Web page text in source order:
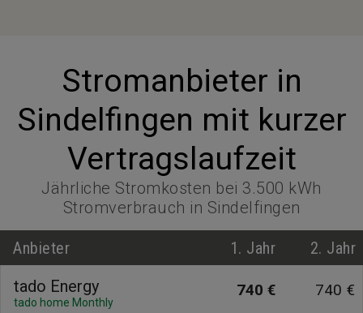
Stromanbieter in
Sindelfingen mit kurzer
Vertragslaufzeit
Jährliche Stromkosten bei 3.500 kWh
Stromverbrauch in Sindelfingen
Anbieter 1. Jahr
2. Jahr
tado Energy
tado home Monthly
740 € 740 €